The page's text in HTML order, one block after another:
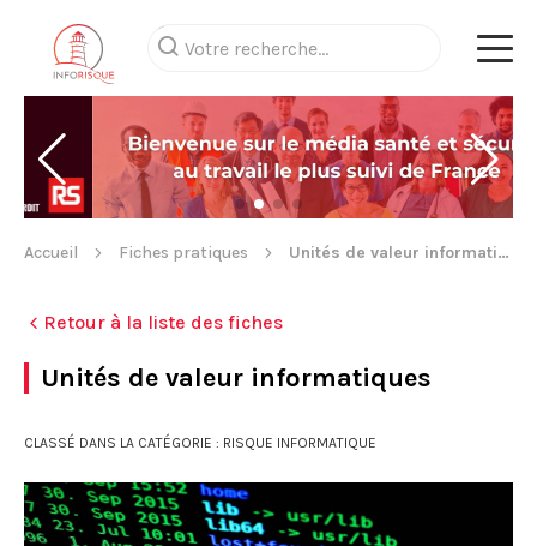
Accueil Fiches pratiques Unités de valeur informatiques
Retour à la liste des fiches
Unités de valeur informatiques
CLASSÉ DANS LA CATÉGORIE : RISQUE INFORMATIQUE